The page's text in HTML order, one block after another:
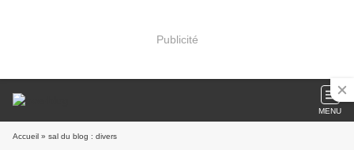
Publicité
MENU
Accueil » sal du blog : divers